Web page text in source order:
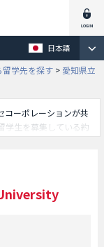
日本語
留学先を探す > 愛知県立
コーポレーションが共
学生を募集している約
学部別情報や、募集
外国人留学生に必要